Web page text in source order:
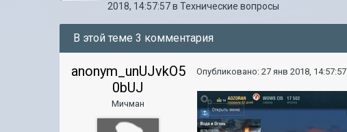
2018, 14:57:57вТехнические вопросы
В этой теме 3 комментария
anonym_unUJvkO5
0bUJ
Мичман
Опубликовано:27 янв 2018, 14:57:57